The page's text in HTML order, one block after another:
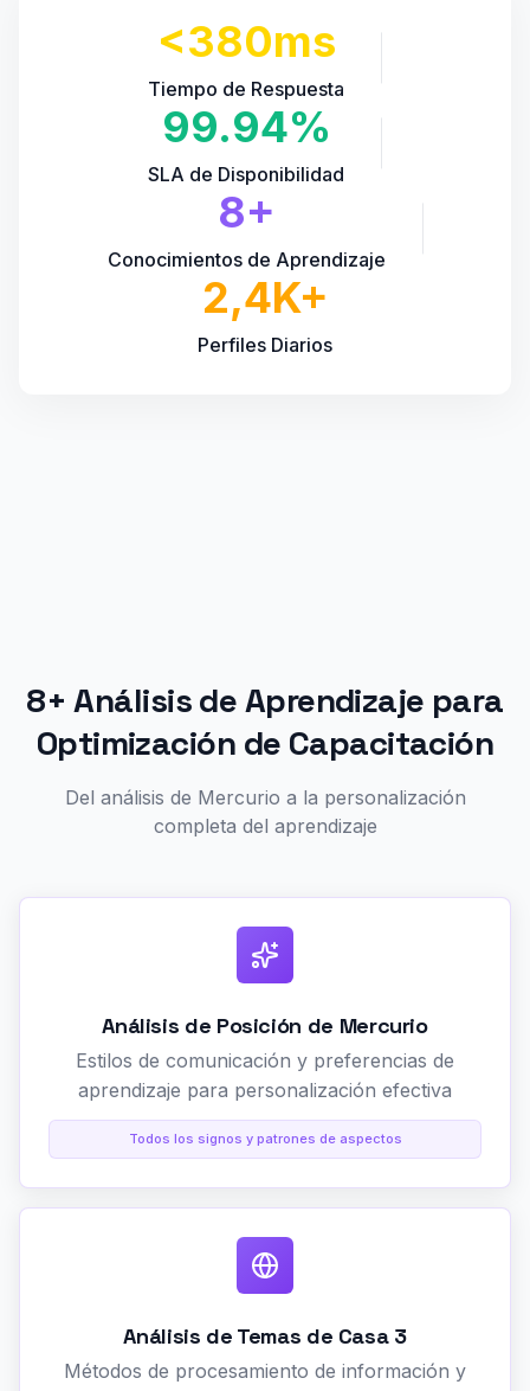
<380ms
Tiempo de Respuesta
99.94%
SLA de Disponibilidad
8+
Conocimientos de Aprendizaje
2,4K+
Perfiles Diarios
8+ Análisis de Aprendizaje para
Optimización de Capacitación
Del análisis de Mercurio a la personalización
completa del aprendizaje
Análisis de Posición de Mercurio
Estilos de comunicación y preferencias de
aprendizaje para personalización efectiva
Todos los signos y patrones de aspectos
Análisis de Temas de Casa 3
Métodos de procesamiento de información y